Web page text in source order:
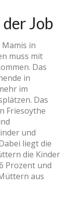
Job
in
muss mit
Das
in
im
Das
Friesoythe
und
liegt die
die Kinder
Prozent und
aus